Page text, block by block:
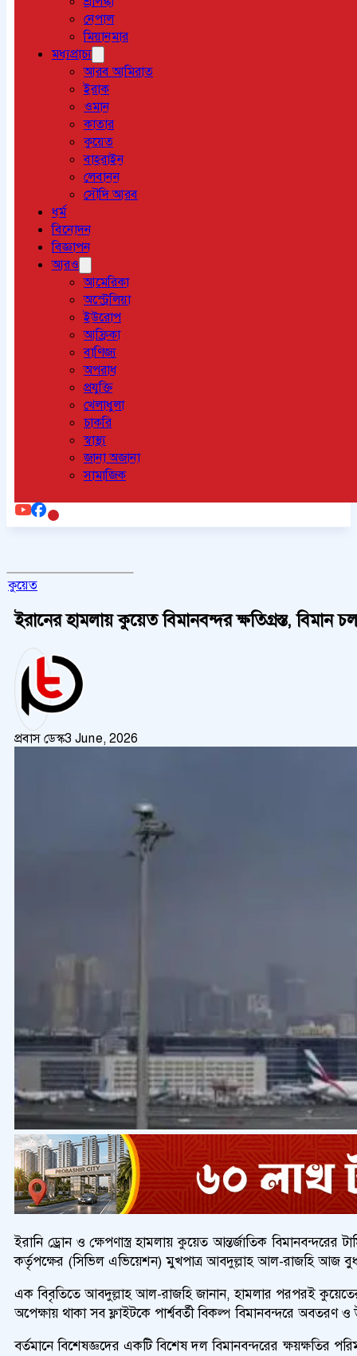
নেপাল
মিয়ানমার
মধ্যপ্রাচ্য
আরব আমিরাত
ইরাক
ওমান
কাতার
কুয়েত
বাহরাইন
লেবানন
সৌদি আরব
ধর্ম
বিনোদন
বিজ্ঞাপন
আরও
আমেরিকা
অস্ট্রেলিয়া
ইউরোপ
আফ্রিকা
বাণিজ্য
অপরাধ
প্রযুক্তি
খেলাধুলা
চাকরি
স্বাস্থ্য
জানা অজানা
সামাজিক
কুয়েত
ইরানের হামলায় কুয়েত বিমানবন্দর ক্ষতিগ্রস্ত, বিমান
প্রবাস ডেস্ক3 June, 2026
ইরানি ড্রোন ও ক্ষেপণাস্ত্র হামলায় কুয়েত আন্তর্জাতিক
কর্তৃপক্ষের (সিভিল এভিয়েশন) মুখপাত্র আবদুল্লাহ আল-রাজহি আজ
এক বিবৃতিতে আবদুল্লাহ আল-রাজহি জানান, হামলার পরপরই কুয়েতের
অপেক্ষায় থাকা সব ফ্লাইটকে পার্শ্ববর্তী বিকল্প বিমানবন্দরে অবতরণ ও
বর্তমানে বিশেষজ্ঞদের একটি বিশেষ দল বিমানবন্দরের ক্ষয়ক্ষতির